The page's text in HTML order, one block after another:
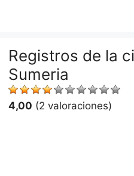
Registros de la
Sumeria
4,00 (2 valoraciones)